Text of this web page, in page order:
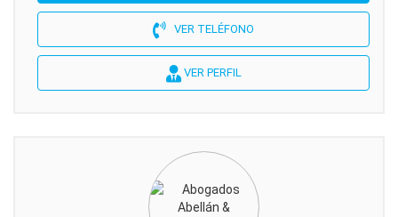
VER TELÉFONO
VER PERFIL